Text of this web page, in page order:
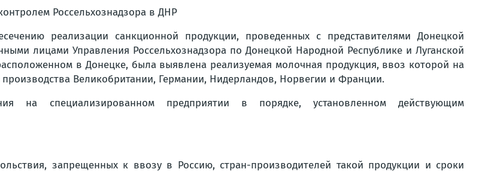
Россельхознадзора в ДНР
реализации санкционной продукции, проведенных с представителями Донецкой
лицами Управления Россельхознадзора по Донецкой Народной Республике и Луганской
в Донецке, была выявлена реализуемая молочная продукция, ввоз которой на
Великобритании, Германии, Нидерландов, Норвегии и Франции.
на специализированном предприятии в порядке, установленном действующим
запрещенных к ввозу в Россию, стран-производителей такой продукции и сроки